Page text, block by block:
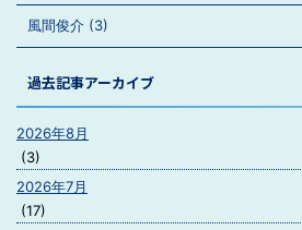
風間俊介 (3)
過去記事アーカイブ
2026年8月
(3)
2026年7月
(17)